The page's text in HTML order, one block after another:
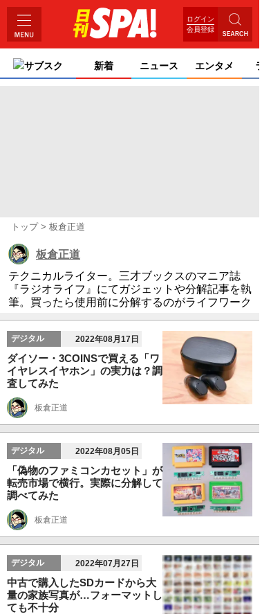
ログイン
会員登録
サブスク 新着 ニュース エンタメ
トップ 板倉正道
板倉正道
テクニカルライター。三才ブックスのマニア誌
『ラジオライフ』にてガジェットや分解記事を執
筆。買ったら使用前に分解するのがライフワーク
デジタル 2022年08月17日
ダイソー・3COINSで買える「ワ
イヤレスイヤホン」の実力は？調
査してみた
板倉正道
デジタル 2022年08月05日
「偽物のファミコンカセット」が
転売市場で横行。実際に分解して
調べてみた
板倉正道
デジタル 2022年07月27日
中古で購入したSDカードから大
量の家族写真が…フォーマットし
ても不十分